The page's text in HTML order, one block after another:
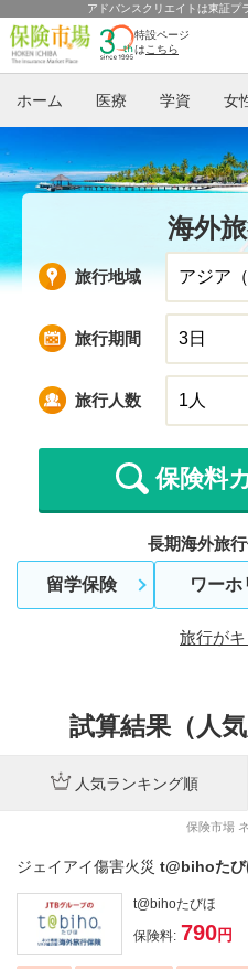
アドバンスクリエイトは東証プ
特設ページ
は こちら
ホーム 医療 学資 女
海外
旅行地域
旅行期間
旅行人数
保険料
長期海外旅
留学保険 ワーホ
旅行が
試算結果（人
人気ランキング順
保険市場
ジェイアイ傷害火災 t@bihoたび
t@bihoたびほ
保険料: 790円